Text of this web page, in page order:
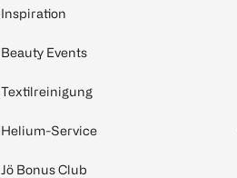
Inspiration
Beauty Events
Textilreinigung
Helium-Service
Jö Bonus Club